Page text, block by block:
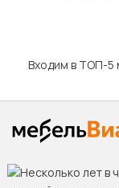
Входим в ТОП-5